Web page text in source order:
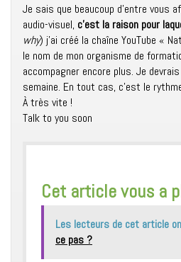
Je sais que beaucoup d’entre vous
audio-visuel, c’est la raison pour
why) j’ai créé la chaîne YouTube «
le nom de mon organisme de
accompagner encore plus. Je
semaine. En tout cas, c’est le
À très vite !
Talk to you soon
​Cet article vous a
Les lecteurs de cet article
ce pas ?